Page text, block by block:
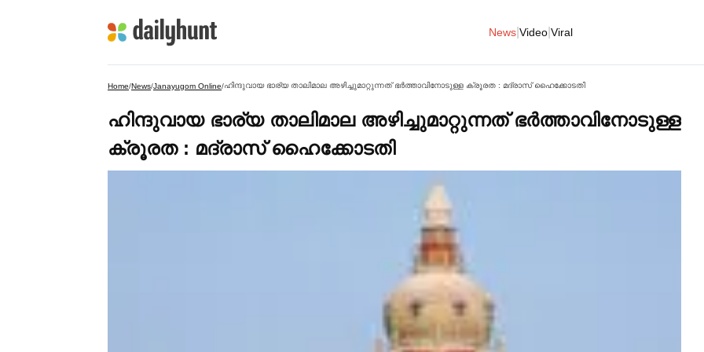
News Video Viral
Home/News/Janayugom Online/ഹിന്ദുവായ ഭാര്യ താലിമാല അഴിച്ചുമാറ്റുന്നത് ഭര്‍ത്താവിനോടുള്ള ക്രൂരത : മദ്രാസ് ഹൈക്കോടതി
ഹിന്ദുവായ ഭാര്യ താലിമാല അഴിച്ചുമാറ്റുന്നത് ഭര്‍ത്താവിനോടുള്ള
ക്രൂരത : മദ്രാസ് ഹൈക്കോടതി